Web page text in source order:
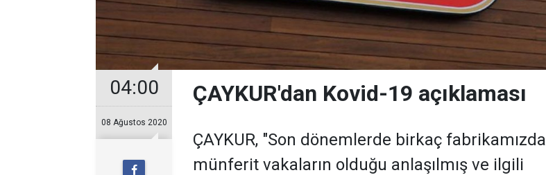
04:00
08 Ağustos 2020
ÇAYKUR'dan Kovid-19 açıklaması
ÇAYKUR, "Son dönemlerde birkaç fabrikamızda
münferit vakaların olduğu anlaşılmış ve ilgili